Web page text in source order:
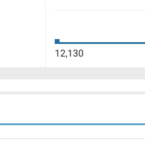
12,130